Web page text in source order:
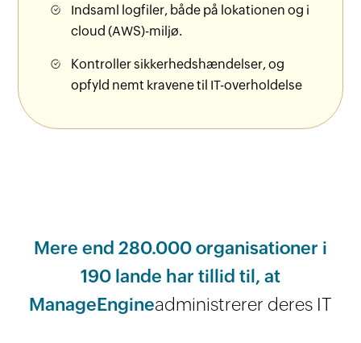
Indsaml logfiler, både på lokationen og i
cloud (AWS)-miljø.
Kontroller sikkerhedshændelser, og
opfyld nemt kravene til IT-overholdelse
Mere end 280.000 organisationer i
190 lande har tillid til, at
ManageEngineadministrerer deres IT